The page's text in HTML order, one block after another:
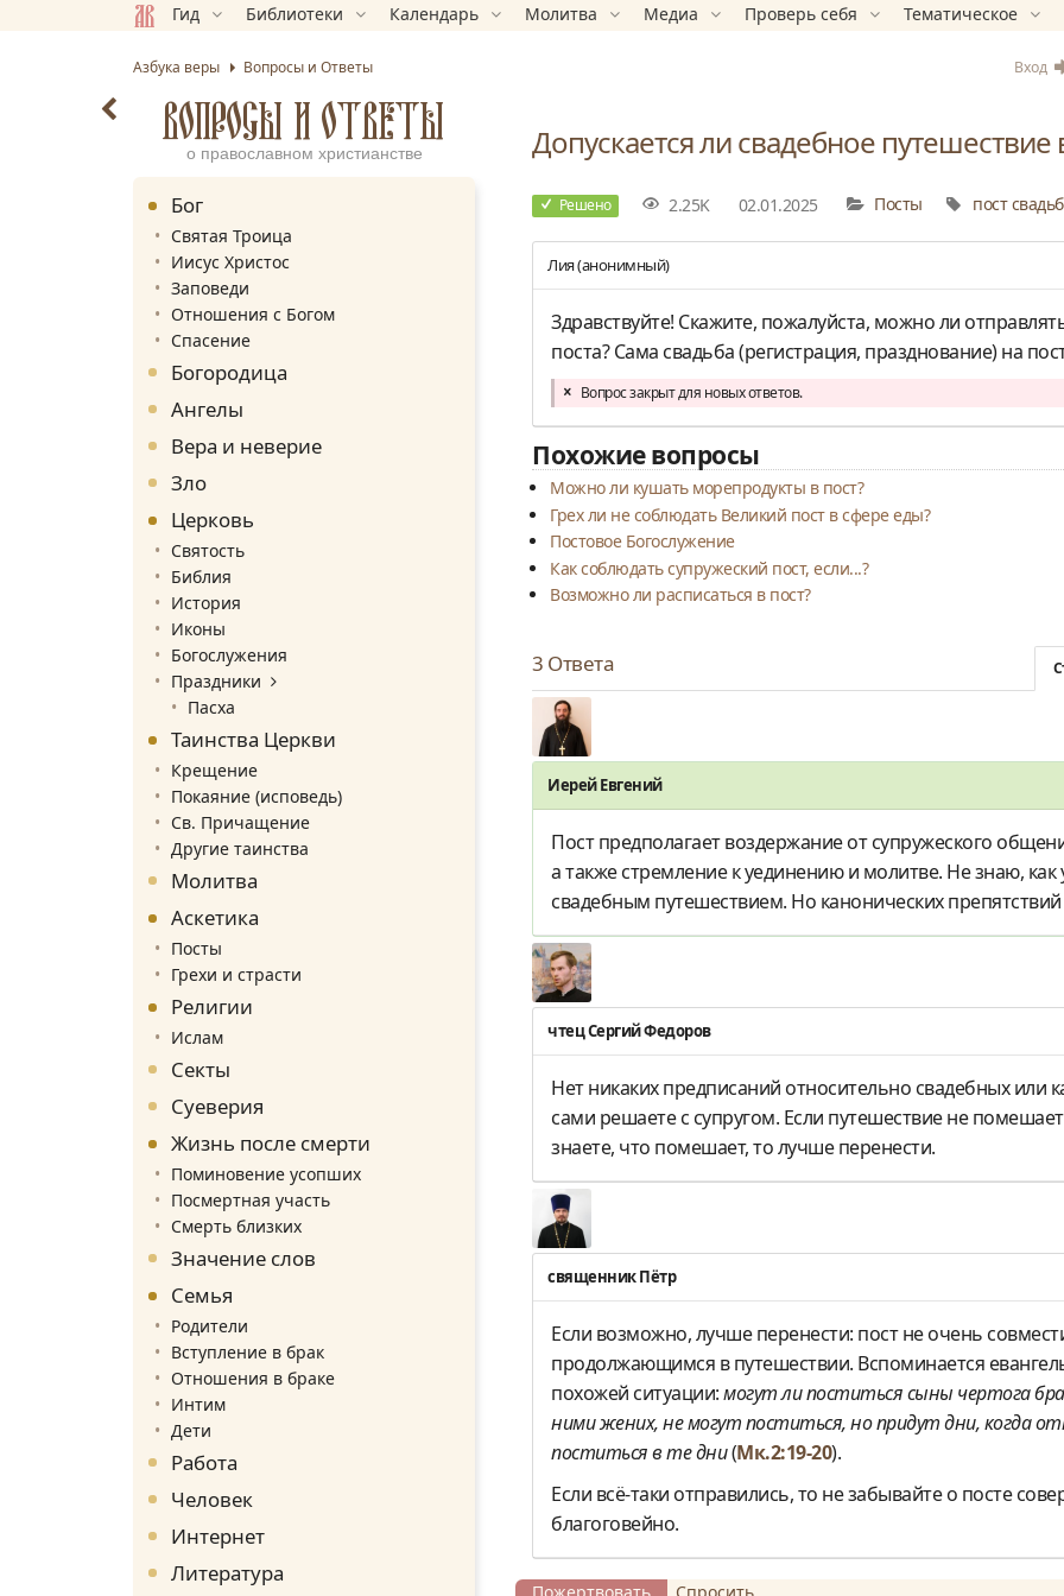
Гид Библиотеки Календарь Молитва Медиа Проверь себя Тематическое
Азбука веры Вопросы и Ответы Вход
Допускается ли свадебное путешествие
Решено 2.25K 02.01.2025 Посты пост
Лия (анонимный)
Здравствуйте! Скажите, пожалуйста, можно ли
поста? Сама свадьба (регистрация, празднование) на
Вопрос закрыт для новых ответов.
Похожие вопросы
Можно ли кушать морепродукты в пост?
Грех ли не соблюдать Великий пост в сфере еды?
Постовое Богослужение
Как соблюдать супружеский пост, если...?
Возможно ли расписаться в пост?
3 Ответа
Иерей Евгений
Пост предполагает воздержание от супружеского
а также стремление к уединению и молитве. Не знаю, как
свадебным путешествием. Но канонических
чтец Сергий Федоров
Нет никаких предписаний относительно свадебных или
сами решаете с супругом. Если путешествие не
знаете, что помешает, то лучше перенести.
священник Пётр
Если возможно, лучше перенести: пост не очень
продолжающимся в путешествии. Вспоминается
похожей ситуации:могут ли поститься сыны чертога
ними жених, не могут поститься, но придут дни, когда
поститься в те дни(Мк.2:19-20).
Если всё-таки отправились, то не забывайте о посте
благоговейно.
ВОПРОСЫ И ОТВЕТЫ
о православном христианстве
Бог
Святая Троица
Иисус Христос
Заповеди
Отношения с Богом
Спасение
Богородица
Ангелы
Вера и неверие
Зло
Церковь
Святость
Библия
История
Иконы
Богослужения
Праздники
Пасха
Таинства Церкви
Крещение
Покаяние (исповедь)
Св. Причащение
Другие таинства
Молитва
Аскетика
Посты
Грехи и страсти
Религии
Ислам
Секты
Суеверия
Жизнь после смерти
Поминовение усопших
Посмертная участь
Смерть близких
Значение слов
Семья
Родители
Вступление в брак
Отношения в браке
Интим
Дети
Работа
Человек
Интернет
Литература